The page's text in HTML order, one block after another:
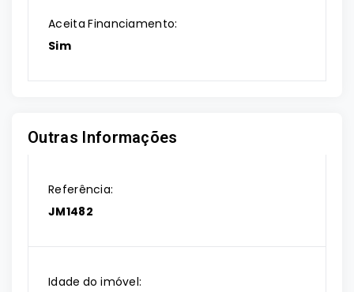
Aceita Financiamento:
Sim
Outras Informações
Referência:
JM1482
Idade do imóvel: